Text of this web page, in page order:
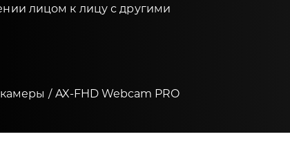
лицом к лицу с другими
AX-FHD Webcam PRO